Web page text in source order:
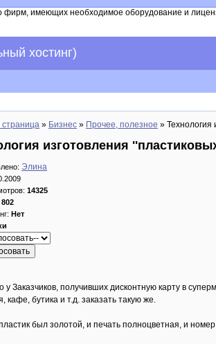
имеющих необходимое оборудование и
хостинг)
страница » Бизнес » Прочее, полезное » Технология
изготовления
Элина
14325
802
Нет
у Заказчиков, получивших дисконтную карту в
кафе, бутика и т.д. заказать такую же.
был золотой, и печать полноцветная, и